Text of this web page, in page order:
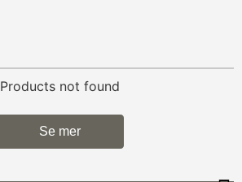
Products not found
Se mer